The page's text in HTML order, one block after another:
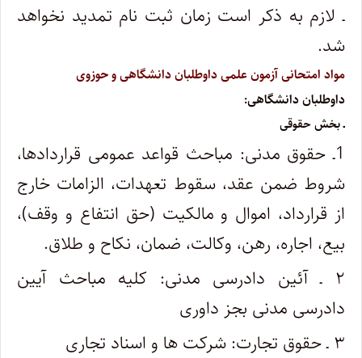
ـ لازم به ذکر است زمان ثبت نام تمدید نخواهد
شد.
مواد امتحانی آزمون علمی داوطلبان دانشگاهی و حوزوی
داوطلبان دانشگاهی:
ـ بخش حقوقی
1ـ حقوق مدنی: مباحث قواعد عمومی قراردادها،
شروط ضمن عقد، سقوط تعهدات، الزامات خارج
از قرارداد، اموال و مالکیت (حق انتفاع و وقف)،
بیع، اجاره، رهن، وکالت، ضمان، نکاح و طلاق.
۲ ـ آئین دادرسی مدنی: کلیه مباحث آیین
دادرسی مدنی بجز داوری
۳ ـ حقوق تجارت: شرکت ها و اسناد تجاری